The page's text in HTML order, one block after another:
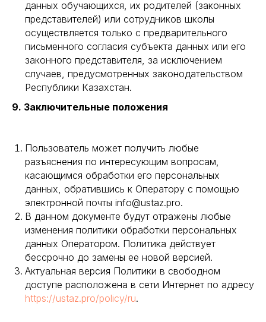
данных обучающихся, их родителей (законных
представителей) или сотрудников школы
осуществляется только с предварительного
письменного согласия субъекта данных или его
законного представителя, за исключением
случаев, предусмотренных законодательством
Республики Казахстан.
9. Заключительные положения
Пользователь может получить любые
разъяснения по интересующим вопросам,
касающимся обработки его персональных
данных, обратившись к Оператору с помощью
электронной почты info@ustaz.pro.
В данном документе будут отражены любые
изменения политики обработки персональных
данных Оператором. Политика действует
бессрочно до замены ее новой версией.
Актуальная версия Политики в свободном
доступе расположена в сети Интернет по адресу
https://ustaz.pro/policy/ru.